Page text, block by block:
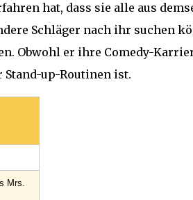
hat, dass sie alle aus
Schläger nach ihr suchen
Obwohl er ihre Comedy-
up-Routinen ist.
Mrs.